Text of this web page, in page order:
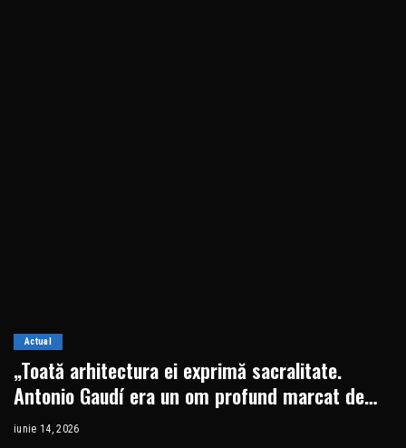
Actual
„Toată arhitectura ei exprimă sacralitate.
Antonio Gaudí era un om profund marcat de
prezența lui Dumnezeu”
iunie 14, 2026